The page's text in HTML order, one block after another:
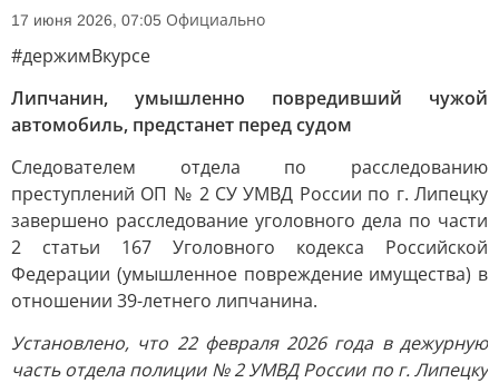
17 июня 2026, 07:05 Официально
#держимВкурсе
Липчанин, умышленно повредивший чужой
автомобиль, предстанет перед судом
Следователем отдела по расследованию
преступлений ОП № 2 СУ УМВД России по г. Липецку
завершено расследование уголовного дела по части
2 статьи 167 Уголовного кодекса Российской
Федерации (умышленное повреждение имущества) в
отношении 39-летнего липчанина.
Установлено, что 22 февраля 2026 года в дежурную
часть отдела полиции № 2 УМВД России по г. Липецку